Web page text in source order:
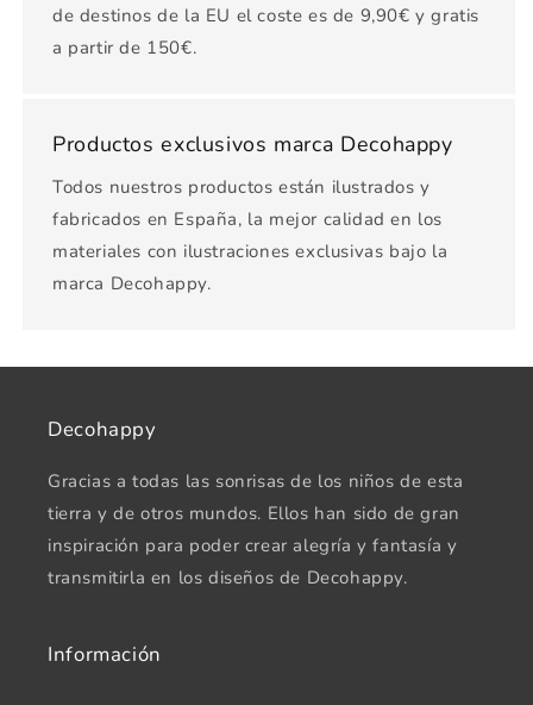
de destinos de la EU el coste es de 9,90€ y gratis
a partir de 150€.
Productos exclusivos marca Decohappy
Todos nuestros productos están ilustrados y
fabricados en España, la mejor calidad en los
materiales con ilustraciones exclusivas bajo la
marca Decohappy.
Decohappy
Gracias a todas las sonrisas de los niños de esta
tierra y de otros mundos. Ellos han sido de gran
inspiración para poder crear alegría y fantasía y
transmitirla en los diseños de Decohappy.
Información